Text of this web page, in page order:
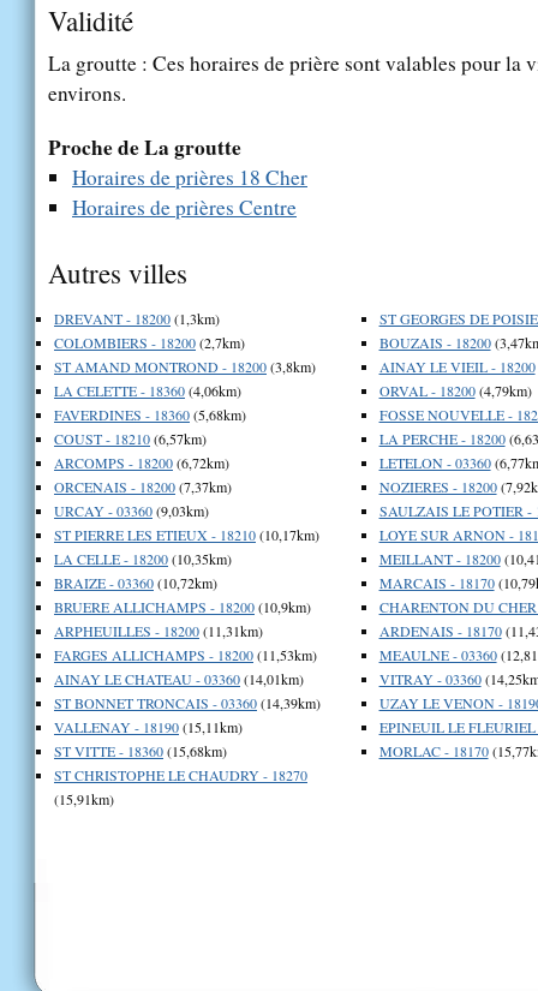
Validité
La groutte : Ces horaires de prière sont valables pour la
environs.
Proche de La groutte
Horaires de prières 18 Cher
Horaires de prières Centre
Autres villes
DREVANT - 18200(1,3km)
COLOMBIERS - 18200(2,7km)
ST AMAND MONTROND - 18200(3,8km)
LA CELETTE - 18360(4,06km)
FAVERDINES - 18360(5,68km)
COUST - 18210(6,57km)
ARCOMPS - 18200(6,72km)
ORCENAIS - 18200(7,37km)
URCAY - 03360(9,03km)
ST PIERRE LES ETIEUX - 18210(10,17km)
LA CELLE - 18200(10,35km)
BRAIZE - 03360(10,72km)
BRUERE ALLICHAMPS - 18200(10,9km)
ARPHEUILLES - 18200(11,31km)
FARGES ALLICHAMPS - 18200(11,53km)
AINAY LE CHATEAU - 03360(14,01km)
ST BONNET TRONCAIS - 03360(14,39km)
VALLENAY - 18190(15,11km)
ST VITTE - 18360(15,68km)
ST CHRISTOPHE LE CHAUDRY - 18270
(15,91km)
ST GEORGES DE
BOUZAIS - 18200
AINAY LE VIEIL - 18200
ORVAL - 18200(4,79km)
FOSSE NOUVELLE -
LA PERCHE - 18200
LETELON - 03360
NOZIERES - 18200
SAULZAIS LE POTIER -
LOYE SUR ARNON -
MEILLANT - 18200
MARCAIS - 18170
CHARENTON DU CHER
ARDENAIS - 18170
MEAULNE - 03360
VITRAY - 03360
UZAY LE VENON -
EPINEUIL LE FLEURIEL
MORLAC - 18170